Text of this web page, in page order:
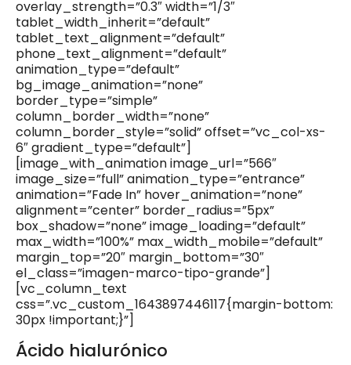
overlay_strength=”0.3″ width=”1/3″
tablet_width_inherit=”default”
tablet_text_alignment=”default”
phone_text_alignment=”default”
animation_type=”default”
bg_image_animation=”none”
border_type=”simple”
column_border_width=”none”
column_border_style=”solid” offset=”vc_col-xs-
6″ gradient_type=”default”]
[image_with_animation image_url=”566″
image_size=”full” animation_type=”entrance”
animation=”Fade In” hover_animation=”none”
alignment=”center” border_radius=”5px”
box_shadow=”none” image_loading=”default”
max_width=”100%” max_width_mobile=”default”
margin_top=”20″ margin_bottom=”30″
el_class=”imagen-marco-tipo-grande”]
[vc_column_text
css=”.vc_custom_1643897446117{margin-bottom:
30px !important;}”]
Ácido hialurónico